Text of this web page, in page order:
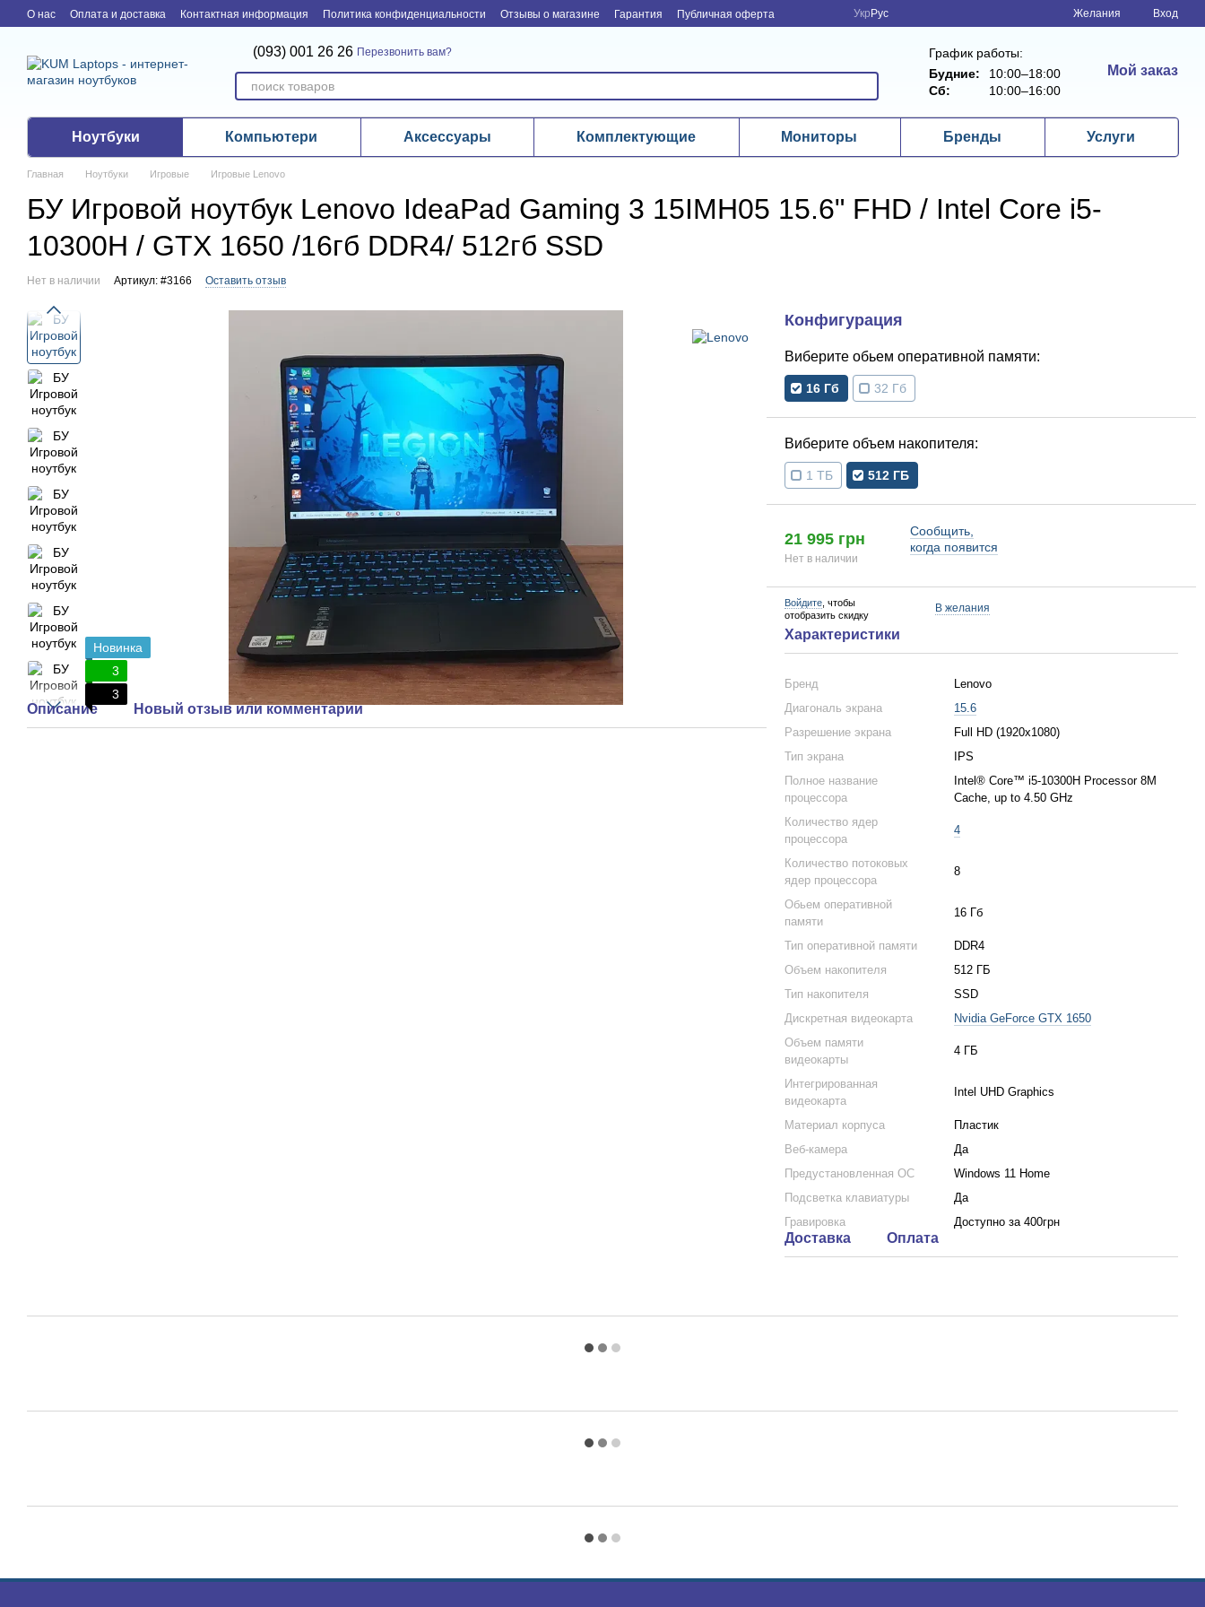
Перейти к основному контенту
О нас Оплата и доставка Контактная информация Политика конфиденциальности Отзывы о магазине Гарантия Публичная оферта Укр Рус Желания Вход
(093) 001 26 26 Перезвонить вам?
График работы:
Будние:
10:00–18:00
Сб:
10:00–16:00
Мой заказ
Ноутбуки Компьютери Аксессуары Комплектующие Мониторы Бренды Услуги
Главная Ноутбуки Игровые Игровые Lenovo
БУ Игровой ноутбук Lenovo IdeaPad Gaming 3 15IMH05 15.6" FHD / Intel Core i5-
10300H / GTX 1650 /16гб DDR4/ 512гб SSD
Нет в наличии Артикул: #3166 Оставить отзыв
Новинка
3
3
Описание Новый отзыв или комментарий
обьем оперативной памяти
16 Гб 32 Гб
объем накопителя
1 ТБ 512 ГБ
21 995 грн
Нет в наличии
Сообщить,
когда появится
Войдите, чтобы
отобразить скидку
В желания
Характеристики
Бренд
Lenovo
Диагональ экрана
15.6
Разрешение экрана
Full HD (1920x1080)
Тип экрана
IPS
Полное название
процессора
Intel® Core™ i5-10300H Processor 8M
Cache, up to 4.50 GHz
Количество ядер
процессора
4
Количество потоковых
ядер процессора
8
Обьем оперативной
памяти
16 Гб
Тип оперативной памяти
DDR4
Объем накопителя
512 ГБ
Тип накопителя
SSD
Дискретная видеокарта
Nvidia GeForce GTX 1650
Объем памяти
видеокарты
4 ГБ
Интегрированная
видеокарта
Intel UHD Graphics
Материал корпуса
Пластик
Веб-камера
Да
Предустановленная ОС
Windows 11 Home
Подсветка клавиатуры
Да
Гравировка
Доступно за 400грн
Доставка Оплата